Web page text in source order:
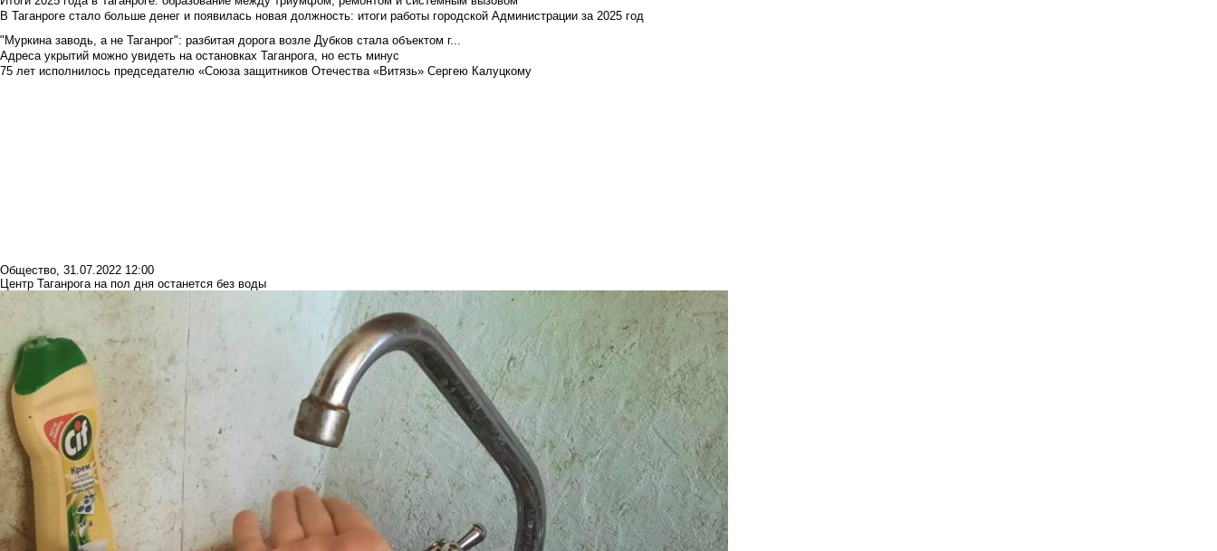
В Таганроге стало больше денег и появилась новая должность: итоги работы городской Администрации за 2025 год
"Муркина заводь, а не Таганрог": разбитая дорога возле Дубков стала объектом г...
Адреса укрытий можно увидеть на остановках Таганрога, но есть минус
75 лет исполнилось председателю «Союза защитников Отечества «Витязь» Сергею Калуцкому
Общество, 31.07.2022 12:00
Центр Таганрога на пол дня останется без воды